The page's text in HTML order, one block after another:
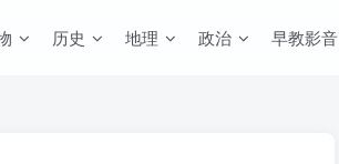
历史 地理 政治 早教影音